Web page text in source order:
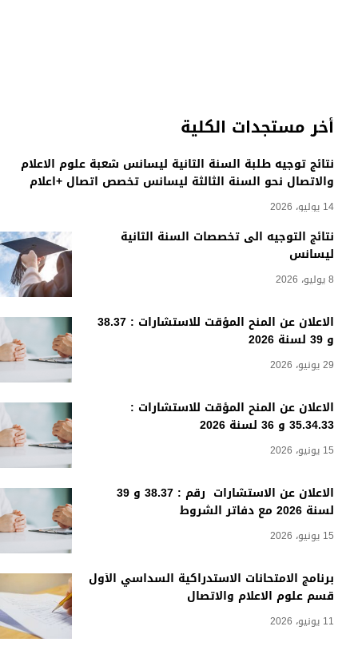
أخر مستجدات الكلية
نتائج توجيه طلبة السنة الثانية ليسانس شعبة علوم الاعلام
والاتصال نحو السنة الثالثة ليسانس تخصص اتصال +اعلام
14 يوليو، 2026
نتائج التوجيه الى تخصصات السنة الثانية
ليسانس
8 يوليو، 2026
الاعلان عن المنح المؤقت للاستشارات : 38.37
و 39 لسنة 2026
29 يونيو، 2026
الاعلان عن المنح المؤقت للاستشارات :
35.34.33 و 36 لسنة 2026
15 يونيو، 2026
الاعلان عن الاستشارات رقم : 38.37 و 39
لسنة 2026 مع دفاتر الشروط
15 يونيو، 2026
برنامج الامتحانات الاستدراكية السداسي الأول
قسم علوم الاعلام والاتصال
11 يونيو، 2026